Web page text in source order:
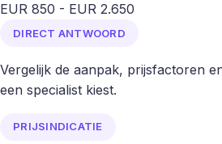
EUR 850 - EUR 2.650
DIRECT ANTWOORD
Vergelijk de aanpak, prijsfactoren
een specialist kiest.
PRIJSINDICATIE